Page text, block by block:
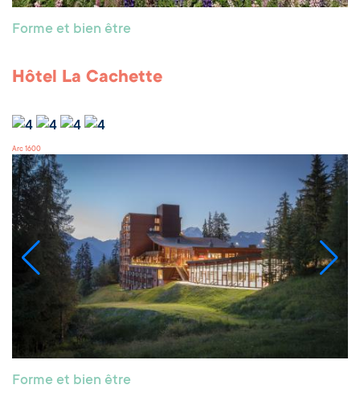
Forme et bien être
Hôtel La Cachette
Arc 1600
Forme et bien être